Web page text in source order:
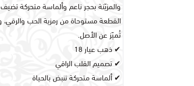
والمزيّنة بحجر ناعم وألماسة متحركة
القطعة مستوحاة من رمزية الحب
تُميّز عن الأصل.
✔ ذهب عيار 18
✔ تصميم القلب الراقي
✔ ألماسة متحركة تنبض بالحياة